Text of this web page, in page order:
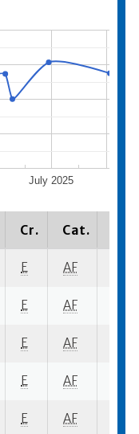
July 2025
Cr. Cat.
E AF
E AF
E AF
E AF
E AF